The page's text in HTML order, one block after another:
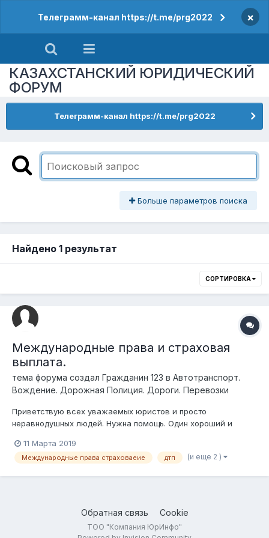
Телеграмм-канал https://t.me/prg2022 ×
КАЗАХСТАНСКИЙ ЮРИДИЧЕСКИЙ
ФОРУМ
Телеграмм-канал https://t.me/prg2022
Больше параметров поиска
Найдено 1 результат
СОРТИРОВКА
Международные права и страховая
выплата.
тема форума создал Гражданин 123 в Автотранспорт.
Вождение. Дорожная Полиция. Дороги. Перевозки
Приветствую всех уважаемых юристов и просто
неравнодушных людей. Нужна помощь. Один хороший и
неприятную жизненную ситуацию. Приехав в РК на работу по
контракту по приглашению одной большой компании,
11 Марта 2019
Международные права страховаеие дтп (и еще 2 )
Обратная связь Cookie
ТОО "Компания ЮрИнфо"